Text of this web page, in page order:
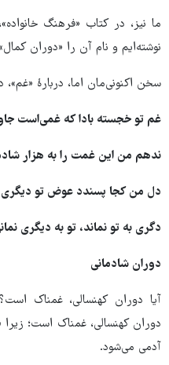
ما نیز، در کتاب «فرهنگ
نوشته‌ایم و نام آن را «دوران
سخن اکنونی‌مان اما، دربارهٔ
غم تو خجسته بادا که غمی‌است
ندهم من این غمت را به هزار
دل من کجا پسندد عوض تو دیگری
دگری به تو نماند، تو به دیگری
دوران شادمانی
آیا دوران کهنسالی، غمناک
دوران کهنسالی، غمناک است؛
آدمی می‌شود.